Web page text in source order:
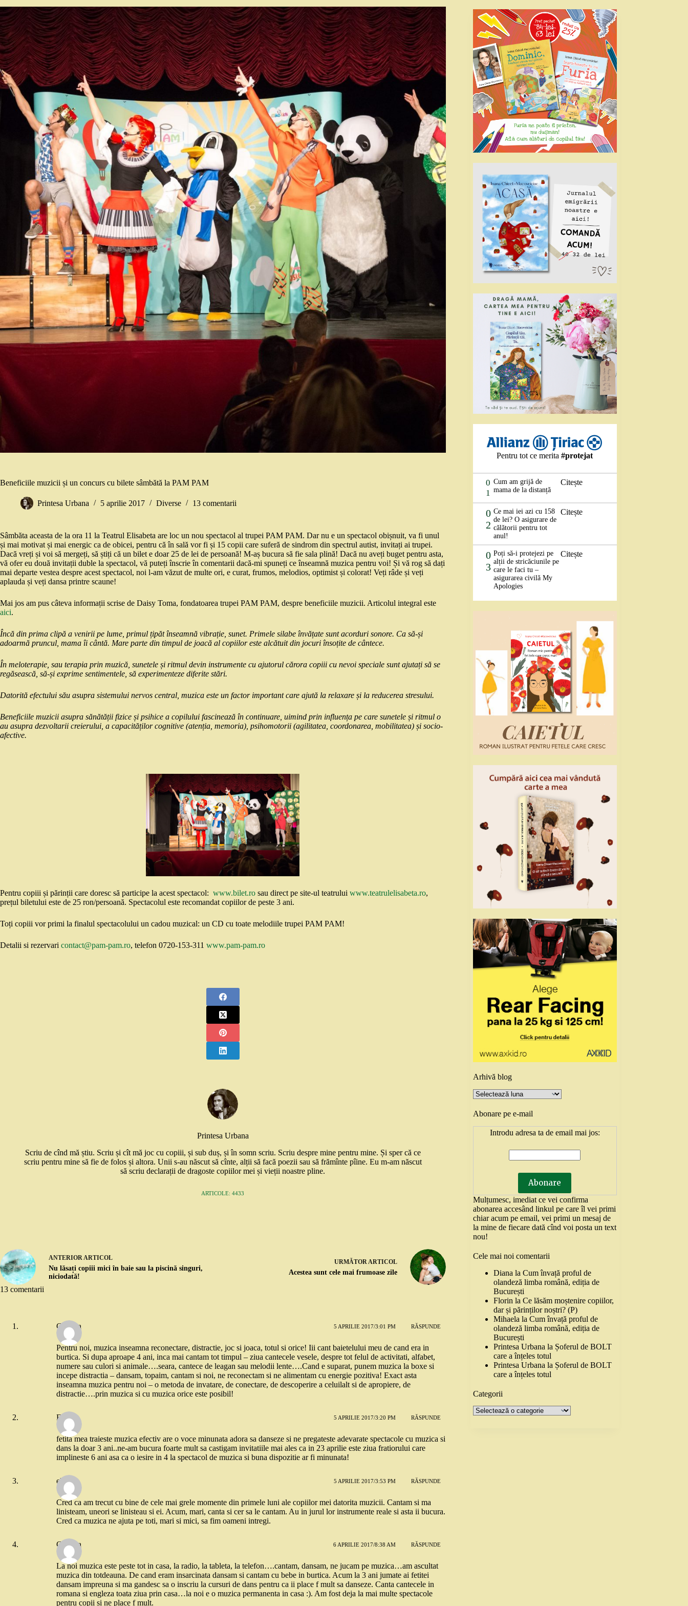
Beneficiile muzicii și un concurs cu bilete sâmbătă la PAM PAM
Printesa Urbana 5 aprilie 2017 Diverse 13 comentarii
Sâmbăta aceasta de la ora 11 la Teatrul Elisabeta are loc un nou spectacol al trupei PAM PAM. Dar nu e un spectacol obișnuit, va fi unul
și mai motivat și mai energic ca de obicei, pentru că în sală vor fi și 15 copii care suferă de sindrom din spectrul autist, invitați ai trupei.
Dacă vreți și voi să mergeți, să știți că un bilet e doar 25 de lei de persoană! M-aș bucura să fie sala plină! Dacă nu aveți buget pentru asta,
vă ofer eu două invitații duble la spectacol, vă puteți înscrie în comentarii dacă-mi spuneți ce înseamnă muzica pentru voi! Și vă rog să dați
mai departe vestea despre acest spectacol, noi l-am văzut de multe ori, e curat, frumos, melodios, optimist și colorat! Veți râde și veți
aplauda și veți dansa printre scaune!
Mai jos am pus câteva informații scrise de Daisy Toma, fondatoarea trupei PAM PAM, despre beneficiile muzicii. Articolul integral este
aici.
Încă din prima clipă a venirii pe lume, primul țipăt înseamnă vibrație, sunet. Primele silabe învățate sunt acorduri sonore. Ca să-și
adoarmă pruncul, mama îi cântă. Mare parte din timpul de joacă al copiilor este alcătuit din jocuri însoțite de cântece.
În meloterapie, sau terapia prin muzică, sunetele și ritmul devin instrumente cu ajutorul cărora copiii cu nevoi speciale sunt ajutați să se
regăsească, să-și exprime sentimentele, să experimenteze diferite stări.
Datorită efectului său asupra sistemului nervos central, muzica este un factor important care ajută la relaxare și la reducerea stresului.
Beneficiile muzicii asupra sănătății fizice și psihice a copilului fascinează în continuare, uimind prin influența pe care sunetele și ritmul o
au asupra dezvoltarii creierului, a capacităților cognitive (atenția, memoria), psihomotorii (agilitatea, coordonarea, mobilitatea) și socio-
afective.
Pentru copiii și părinții care doresc să participe la acest spectacol: www.bilet.ro sau direct pe site-ul teatrului www.teatrulelisabeta.ro,
prețul biletului este de 25 ron/persoană. Spectacolul este recomandat copiilor de peste 3 ani.
Toți copiii vor primi la finalul spectacolului un cadou muzical: un CD cu toate melodiile trupei PAM PAM!
Detalii si rezervari contact@pam-pam.ro, telefon 0720-153-311 www.pam-pam.ro
Printesa Urbana
Scriu de cînd mă știu. Scriu și cît mă joc cu copiii, și sub duș, și în somn scriu. Scriu despre mine pentru mine. Și sper că ce
scriu pentru mine să fie de folos și altora. Unii s-au născut să cînte, alții să facă poezii sau să frămînte pîine. Eu m-am născut
să scriu declarații de dragoste copiilor mei și vieții noastre pline.
ARTICOLE: 4433
ANTERIORARTICOL
Nu lăsați copiii mici în baie sau la piscină singuri,
niciodată!
URMĂTORARTICOL
Acestea sunt cele mai frumoase zile
13 comentarii
Cristina 5 APRILIE 2017/3:01 PM RĂSPUNDE
Pentru noi, muzica inseamna reconectare, distractie, joc si joaca, totul si orice! Iii cant baietelului meu de cand era in
burtica. Si dupa aproape 4 ani, inca mai cantam tot timpul – ziua cantecele vesele, despre tot felul de activitati, alfabet,
numere sau culori si animale….seara, cantece de leagan sau melodii lente….Cand e suparat, punem muzica la boxe si
incepe distractia – dansam, topaim, cantam si noi, ne reconectam si ne alimentam cu energie pozitiva! Exact asta
inseamna muzica pentru noi – o metoda de invatare, de conectare, de descoperire a celuilalt si de apropiere, de
distractie….prin muzica si cu muzica orice este posibil!
Florina 5 APRILIE 2017/3:20 PM RĂSPUNDE
fetita mea traieste muzica efectiv are o voce minunata adora sa danseze si ne pregateste adevarate spectacole cu muzica si
dans la doar 3 ani..ne-am bucura foarte mult sa castigam invitatiile mai ales ca in 23 aprilie este ziua fratiorului care
implineste 6 ani asa ca o iesire in 4 la spectacol de muzica si buna dispozitie ar fi minunata!
ela 5 APRILIE 2017/3:53 PM RĂSPUNDE
Cred ca am trecut cu bine de cele mai grele momente din primele luni ale copiilor mei datorita muzicii. Cantam si ma
linisteam, uneori se linisteau si ei. Acum, mari, canta si cer sa le cantam. Au in jurul lor instrumente reale si asta ii bucura.
Cred ca muzica ne ajuta pe toti, mari si mici, sa fim oameni intregi.
Claudia 6 APRILIE 2017/8:38 AM RĂSPUNDE
La noi muzica este peste tot in casa, la radio, la tableta, la telefon….cantam, dansam, ne jucam pe muzica…am ascultat
muzica din totdeauna. De cand eram insarcinata dansam si cantam cu bebe in burtica. Acum la 3 ani jumate ai fetitei
dansam impreuna si ma gandesc sa o inscriu la cursuri de dans pentru ca ii place f mult sa danseze. Canta cantecele in
romana si engleza toata ziua prin casa…la noi e o muzica permanenta in casa :). Am fost deja la mai multe spectacole
pentru copii si ne place f mult.
Pentru tot ce merita#protejat
0
1
Cum am grijă de
mama de la distanță
Citește
0
2
Ce mai iei azi cu 158
de lei? O asigurare de
călătorii pentru tot
anul!
Citește
0
3
Poți să-i protejezi pe
alții de stricăciunile pe
care le faci tu –
asigurarea civilă My
Apologies
Citește
Arhivă blog
Arhivă
blog
Abonare pe e-mail
Introdu adresa ta de email mai jos:
Mulțumesc, imediat ce vei confirma
abonarea accesând linkul pe care îl vei primi
chiar acum pe email, vei primi un mesaj de
la mine de fiecare dată cînd voi posta un text
nou!
Cele mai noi comentarii
Diana laCum învață proful de
olandeză limba română, ediția de
București
Florin laCe lăsăm moștenire copiilor,
dar și părinților noștri? (P)
Mihaela laCum învață proful de
olandeză limba română, ediția de
București
Printesa Urbana la Șoferul de BOLT
care a înțeles totul
Printesa Urbana la Șoferul de BOLT
care a înțeles totul
Categorii
Categorii